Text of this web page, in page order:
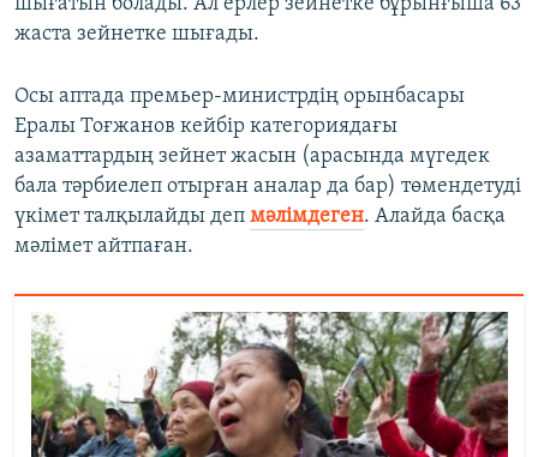
жаста зейнетке шығады.
Осы аптада премьер-министрдің орынбасары
Ералы Тоғжанов кейбір категориядағы
азаматтардың зейнет жасын (арасында мүгедек
бала тәрбиелеп отырған аналар да бар) төмендетуді
үкімет талқылайды деп мәлімдеген. Алайда басқа
мәлімет айтпаған.